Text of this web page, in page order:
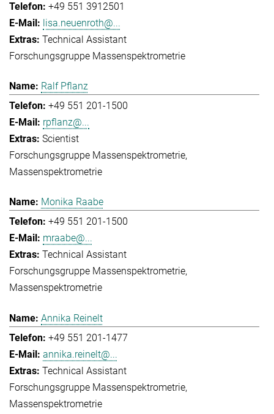
+49 551 3912501
lisa.neuenroth@...
Technical Assistant
Forschungsgruppe Massenspektrometrie
Ralf Pflanz
+49 551 201-1500
rpflanz@...
Scientist
Forschungsgruppe Massenspektrometrie
Massenspektrometrie
Monika Raabe
+49 551 201-1500
mraabe@...
Technical Assistant
Forschungsgruppe Massenspektrometrie
Massenspektrometrie
Annika Reinelt
+49 551 201-1477
annika.reinelt@...
Technical Assistant
Forschungsgruppe Massenspektrometrie
Massenspektrometrie